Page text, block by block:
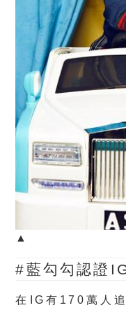
▲
#藍勾勾認證
在IG有170萬人